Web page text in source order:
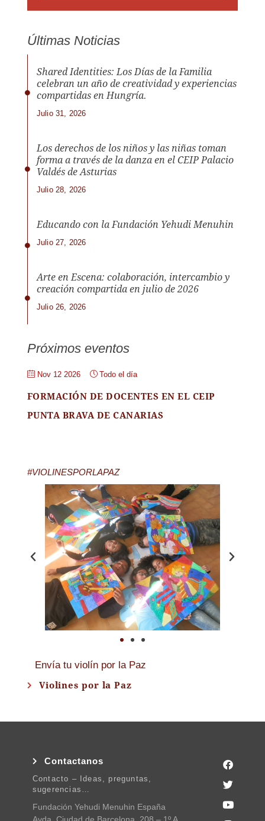
Últimas Noticias
Shared Identities: Los Días de la Familia
celebran un año de creatividad y experiencias
compartidas en Hungría.
Julio 31, 2026
Los derechos de los niños y las niñas toman
forma a través de la danza en el CEIP Palacio
Valdés de Asturias
Julio 28, 2026
Educando con la Fundación Yehudi Menuhin
Julio 27, 2026
Arte en Escena: colaboración, intercambio y
creación compartida en julio de 2026
Julio 26, 2026
Próximos eventos
Nov 12 2026 Todo el día
FORMACIÓN DE DOCENTES EN EL CEIP
PUNTA BRAVA DE CANARIAS
#VIOLINESPORLAPAZ
Envía tu violín por la Paz
Violines por la Paz
Contactanos
Contacto – Ideas, preguntas,
sugerencias…
Fundación Yehudi Menuhin España